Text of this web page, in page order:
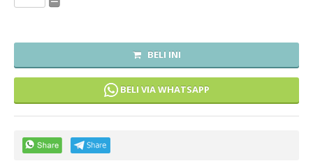
BELI INI
BELI VIA WHATSAPP